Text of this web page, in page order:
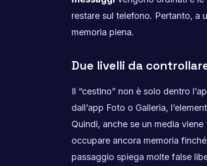
restare sul telefono. Pertanto, a
memoria piena.
Due livelli da
Il “cestino” non è solo dentro
dall’app Foto o Galleria,
Quindi, anche se un media
occupare ancora memoria
passaggio spiega molte false